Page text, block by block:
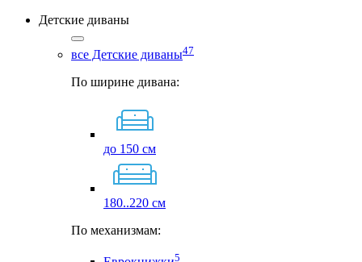
Детские диваны
все Детские диваны47
По ширине дивана:
до 150 см
180..220 см
По механизмам:
5